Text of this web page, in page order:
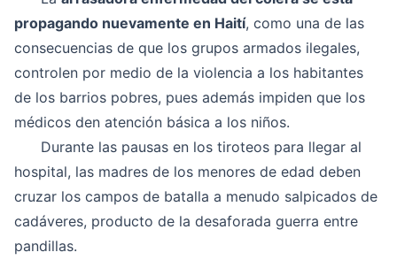
propagando nuevamente en Haití, como una de las
consecuencias de que los grupos armados ilegales,
controlen por medio de la violencia a los habitantes
de los barrios pobres, pues además impiden que los
médicos den atención básica a los niños.
Durante las pausas en los tiroteos para llegar al
hospital, las madres de los menores de edad deben
cruzar los campos de batalla a menudo salpicados de
cadáveres, producto de la desaforada guerra entre
pandillas.